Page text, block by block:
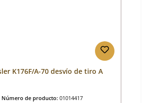
K176F/A-70 desvío de tiro A
Número de producto: 01014417